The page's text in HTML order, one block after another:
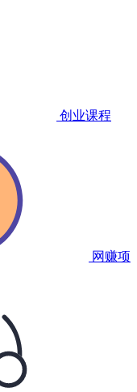
创业课程
网赚项